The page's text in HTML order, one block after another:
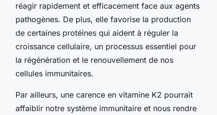
réagir rapidement et efficacement face aux agents
pathogènes. De plus, elle favorise la production
de certaines protéines qui aident à réguler la
croissance cellulaire, un processus essentiel pour
la régénération et le renouvellement de nos
cellules immunitaires.
Par ailleurs, une carence en vitamine K2 pourrait
affaiblir notre système immunitaire et nous rendre